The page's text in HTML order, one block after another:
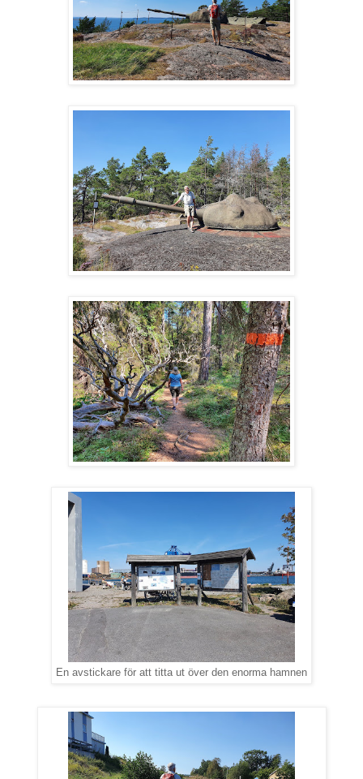
En avstickare för att titta ut över den enorma hamnen